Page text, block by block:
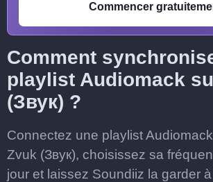
Commencer
Comment
playlist Audiomack
(Звук) ?
Connectez une playlist
Zvuk (Звук), choisissez sa
jour et laissez Soundiiz la garder